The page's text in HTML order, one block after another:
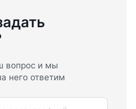
вопрос и мы
него ответим